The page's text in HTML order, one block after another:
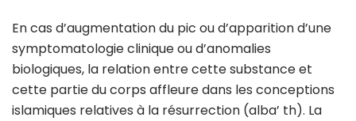
En cas d’augmentation du pic ou d’apparition d’une
symptomatologie clinique ou d’anomalies
biologiques, la relation entre cette substance et
cette partie du corps affleure dans les conceptions
islamiques relatives à la résurrection (alba’ th). La